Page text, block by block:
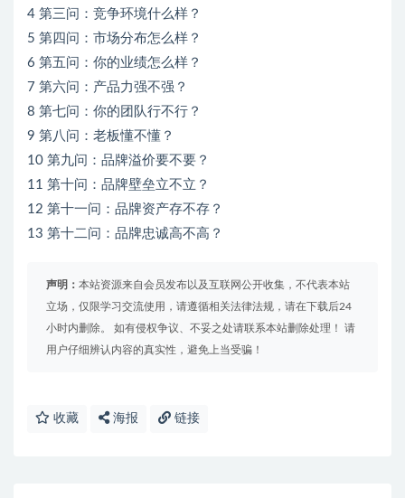
4 第三问：竞争环境什么样？
5 第四问：市场分布怎么样？
6 第五问：你的业绩怎么样？
7 第六问：产品力强不强？
8 第七问：你的团队行不行？
9 第八问：老板懂不懂？
10 第九问：品牌溢价要不要？
11 第十问：品牌壁垒立不立？
12 第十一问：品牌资产存不存？
13 第十二问：品牌忠诚高不高？
声明： 本站资源来自会员发布以及互联网公开收集，不代表本站
立场，仅限学习交流使用，请遵循相关法律法规，请在下载后24
小时内删除。 如有侵权争议、不妥之处请联系本站删除处理！ 请
用户仔细辨认内容的真实性，避免上当受骗！
收藏 海报 链接